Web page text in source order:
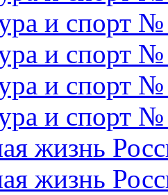
и спорт
и спорт
и спорт
и спорт
жизнь
жизнь